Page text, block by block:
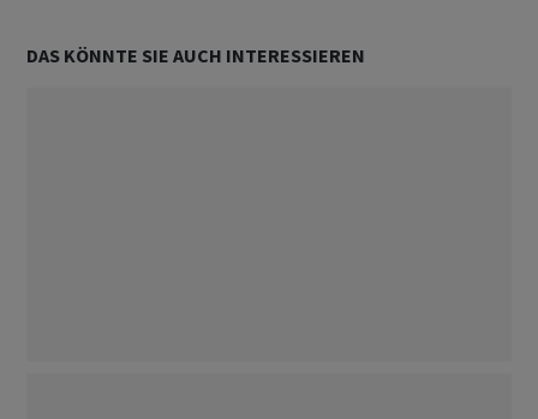
DAS KÖNNTE SIE AUCH INTERESSIEREN